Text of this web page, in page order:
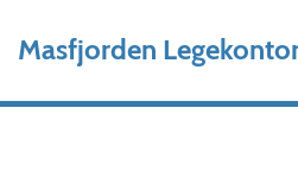
Masfjorden